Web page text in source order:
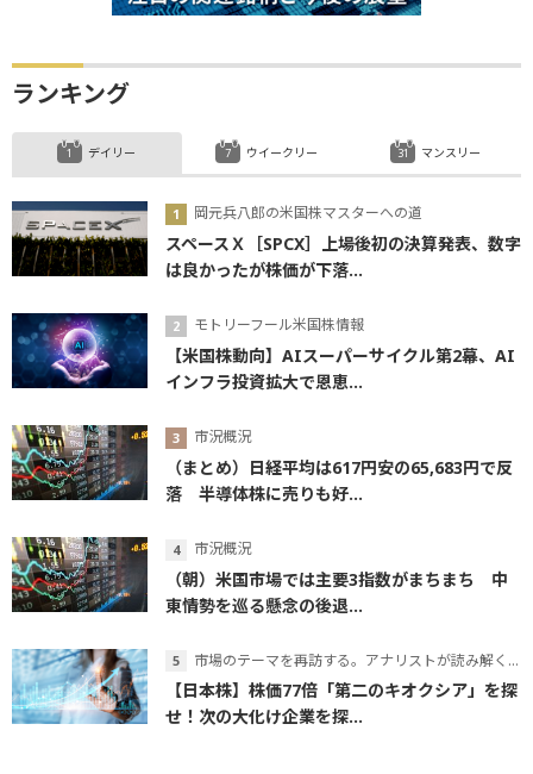
ランキング
デイリー
岡元兵八郎の米国株マスターへの道
スペースＸ［SPCX］上場後初の決算発表、数字
は良かったが株価が下落...
モトリーフール米国株情報
【米国株動向】AIスーパーサイクル第2幕、AI
インフラ投資拡大で恩恵...
市況概況
（まとめ）日経平均は617円安の65,683円で反
落 半導体株に売りも好...
市況概況
（朝）米国市場では主要3指数がまちまち 中
東情勢を巡る懸念の後退...
市場のテーマを再訪する。アナリストが読み解くテーマの本質
【日本株】株価77倍「第二のキオクシア」を探
せ！次の大化け企業を探...
ウイークリー マンスリー